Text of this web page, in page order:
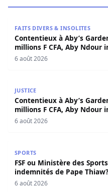
FAITS DIVERS & INSOLITES
Contentieux à Aby’s
millions F CFA, Aby Ndour
sociaux
6 août 2026
JUSTICE
Contentieux à Aby’s
millions F CFA, Aby Ndour
sociaux
6 août 2026
SPORTS
FSF ou Ministère des
indemnités de Pape Thiaw?
6 août 2026